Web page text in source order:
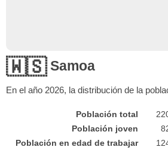
🇼🇸Samoa
En el año 2026, la distribución de la
Población total
Población joven
Población en edad de trabajar